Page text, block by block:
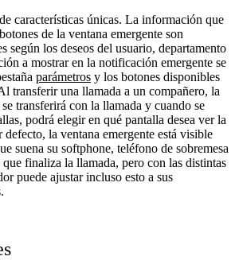
características únicas. La información que
de la ventana emergente son
según los deseos del usuario, departamento
a mostrar en la notificación emergente se
parámetros y los botones disponibles
transferir una llamada a un compañero, la
transferirá con la llamada y cuando se
podrá elegir en qué pantalla desea ver la
defecto, la ventana emergente está visible
suena su softphone, teléfono de sobremesa
finaliza la llamada, pero con las distintas
puede ajustar incluso esto a sus